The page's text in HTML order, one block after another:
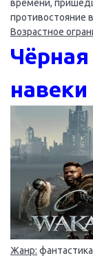
времени,
противостояние
Возрастное
навеки
Жанр: